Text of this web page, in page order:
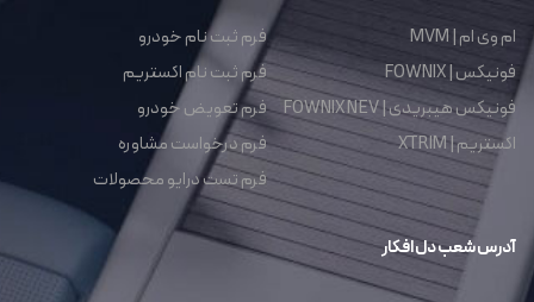
ام وی ام | MVM
فونیکس | FOWNIX
فونیکس هیبریدی | FOWNIX NEV
اکستریم | XTRIM
فرم ثبت نام خودرو
فرم ثبت نام اکستریم
فرم تعویض خودرو
فرم درخواست مشاوره
فرم تست درایو محصولات
آدرس شعب دل افکار